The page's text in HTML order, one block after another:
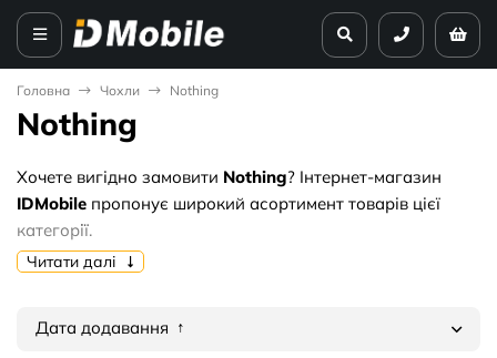
Головна Чохли Nothing
Nothing
Хочете вигідно замовити Nothing? Інтернет-магазин
IDMobile пропонує широкий асортимент товарів цієї
категорії.
Чому варто купувати у нас:
✅ Тільки перевірена якість та гарантія.
Читати далі
Дата додавання